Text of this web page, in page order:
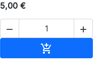
5,00 €
 
